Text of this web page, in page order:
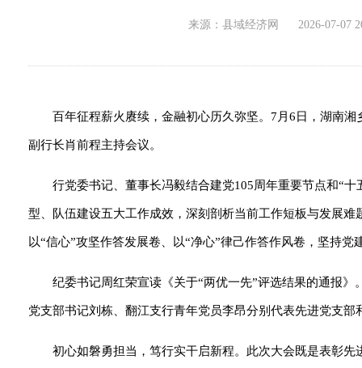
来源：县域经济网 2026-07-07
百年征程薪火赓续，金融初心历久弥坚。7月6日，湖南
副行长肖前程主持会议。
行党委书记、董事长冯毅结合建党105周年重要节点和“
型、队伍建设五大工作成效，深刻剖析当前工作短板与发展
以“信心”攻坚作答发展卷、以“净心”律己作答作风卷，坚持
纪委书记周红荣宣读《关于“两优一先”评选结果的通报
党支部书记刘栋、翻江支行青年党员李昂分别代表先进党支
初心如磐勇担当，笃行实干启新程。此次大会既是表彰